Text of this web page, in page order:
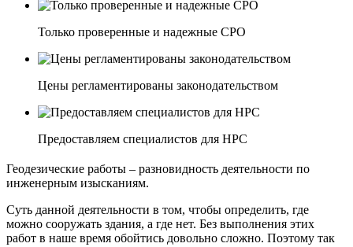
Только проверенные и надежные СРО
Цены регламентированы законодательством
Предоставляем специалистов для НРС
Геодезические работы – разновидность деятельности по
инженерным изысканиям.
Суть данной деятельности в том, чтобы определить, где
можно сооружать здания, а где нет. Без выполнения этих
работ в наше время обойтись довольно сложно. Поэтому так